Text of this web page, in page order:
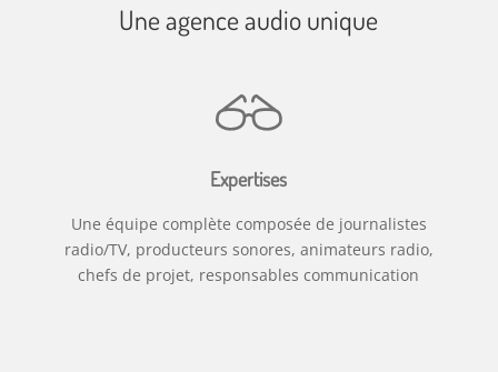
Une agence audio unique
Expertises
Une équipe complète composée de journalistes
radio/TV, producteurs sonores, animateurs radio,
chefs de projet, responsables communication